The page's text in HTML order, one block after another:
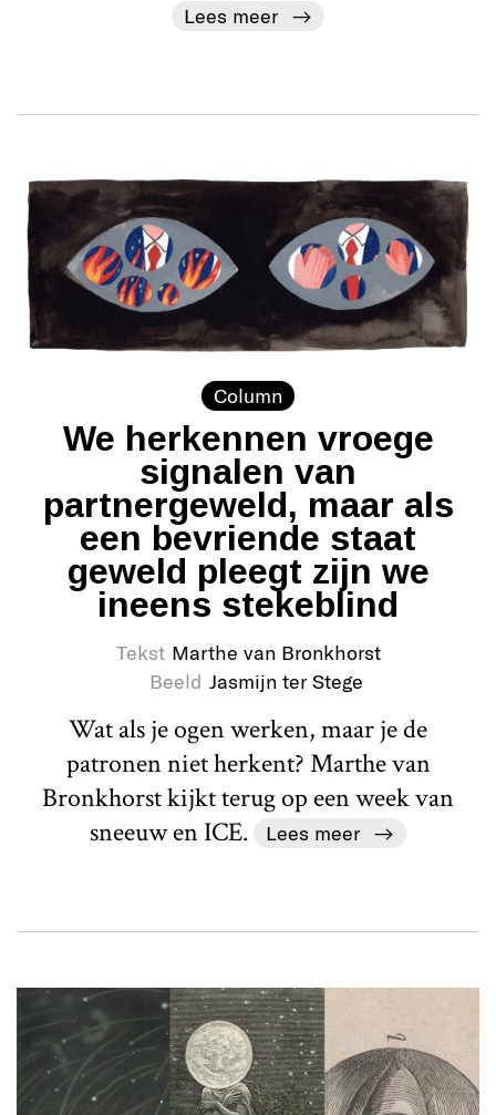
Lees meer
Column
We herkennen vroege
signalen van
partnergeweld, maar als
een bevriende staat
geweld pleegt zijn we
ineens stekeblind
Tekst Marthe van Bronkhorst
Beeld Jasmijn ter Stege
Wat als je ogen werken, maar je de
patronen niet herkent? Marthe van
Bronkhorst kijkt terug op een week van
sneeuw en ICE.
Lees meer